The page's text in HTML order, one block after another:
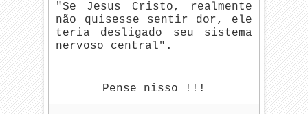
"Se Jesus Cristo, realmente
não quisesse sentir dor, ele
teria desligado seu sistema
nervoso central".
Pense nisso !!!